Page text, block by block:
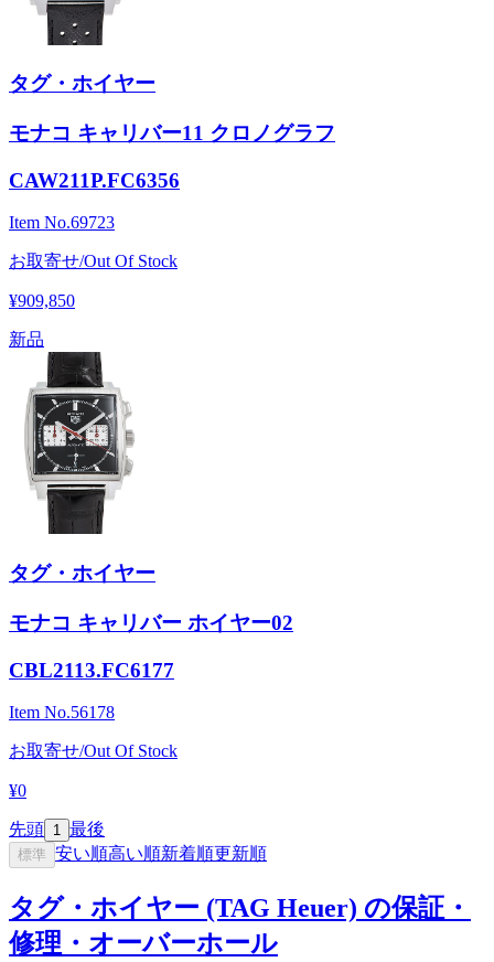
タグ・ホイヤー
モナコ キャリバー11 クロノグラフ
CAW211P.FC6356
Item No.69723
お取寄せ/Out Of Stock
¥909,850
新品
タグ・ホイヤー
モナコ キャリバー ホイヤー02
CBL2113.FC6177
Item No.56178
お取寄せ/Out Of Stock
¥0
先頭 1 最後
標準 安い順高い順新着順更新順
タグ・ホイヤー (TAG Heuer) の保証・
修理・オーバーホール